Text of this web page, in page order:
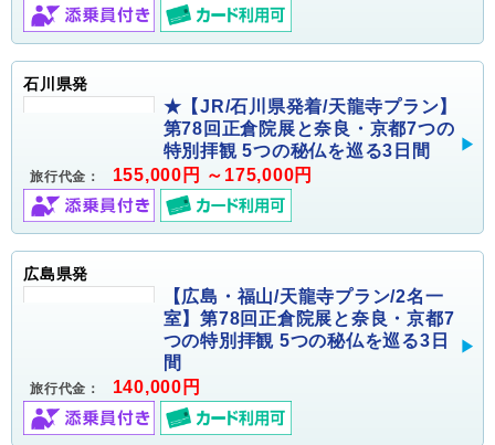
石川県発
★【JR/石川県発着/天龍寺プラン】
第78回正倉院展と奈良・京都7つの
特別拝観 5つの秘仏を巡る3日間
旅行代金： 155,000円 ～175,000円
広島県発
【広島・福山/天龍寺プラン/2名一
室】第78回正倉院展と奈良・京都7
つの特別拝観 5つの秘仏を巡る3日
間
旅行代金： 140,000円